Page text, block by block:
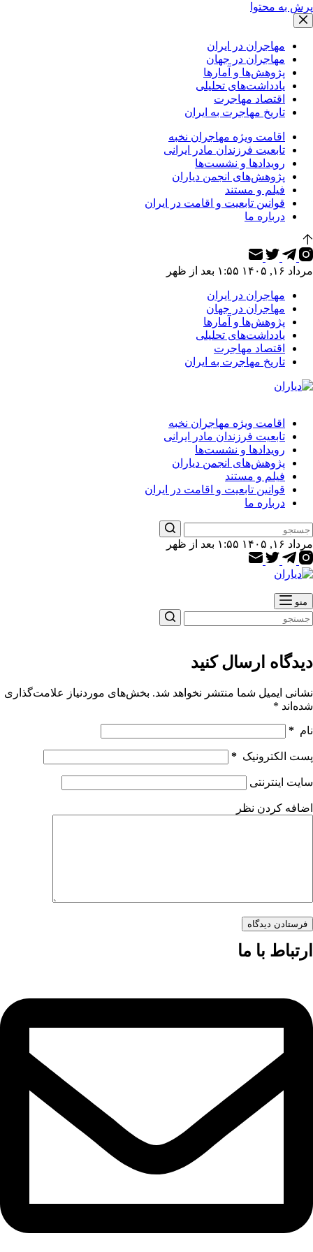
پرش به محتوا
مهاجران در ایران
مهاجران در جهان
پژوهش‌ها و آمارها
یادداشت‌های تحلیلی
اقتصاد مهاجرت
تاریخ مهاجرت به ایران
اقامت ویژه مهاجران نخبه
تابعیت فرزندان مادر ایرانی
رویدادها و نشست‌ها
پژوهش‌های انجمن دیاران
فیلم و مستند
قوانین تابعیت و اقامت در ایران
درباره ما
مرداد ۱۶, ۱۴۰۵ ۱:۵۵ بعد از ظهر
مهاجران در ایران
مهاجران در جهان
پژوهش‌ها و آمارها
یادداشت‌های تحلیلی
اقتصاد مهاجرت
تاریخ مهاجرت به ایران
اقامت ویژه مهاجران نخبه
تابعیت فرزندان مادر ایرانی
رویدادها و نشست‌ها
پژوهش‌های انجمن دیاران
فیلم و مستند
قوانین تابعیت و اقامت در ایران
درباره ما
هیچ
نتیجه
ای
مرداد ۱۶, ۱۴۰۵ ۱:۵۵ بعد از ظهر
منو
ای
دیدگاه ارسال کنید
نشانی ایمیل شما منتشر نخواهد شد. بخش‌های موردنیاز علامت‌گذاری
شده‌اند *
نام *
پست الکترونیک *
سایت اینترنتی
اضافه کردن نظر
فرستادن دیدگاه
ارتباط با ما